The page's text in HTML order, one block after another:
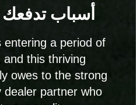
أسباب تدفعك
entering a period of
and this thriving
owes to the strong
partner who